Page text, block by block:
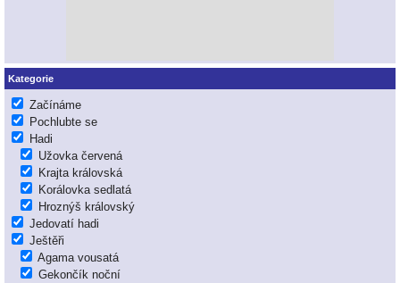
Kategorie
Začínáme
Pochlubte se
Hadi
Užovka červená
Krajta královská
Korálovka sedlatá
Hroznýš královský
Jedovatí hadi
Ještěři
Agama vousatá
Gekončík noční